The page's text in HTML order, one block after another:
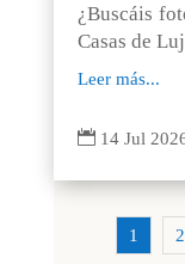
¿Buscáis
Casas de
Leer más...
 14 Jul
1 2